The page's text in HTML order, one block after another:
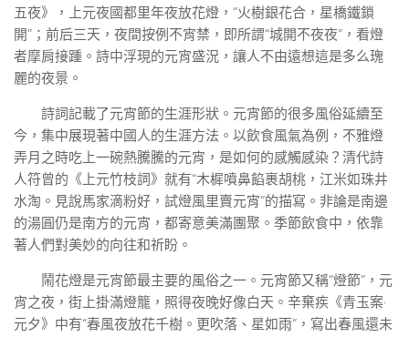
五夜》，上元夜國都里年夜放花燈，“火樹銀花合，星橋鐵鎖
開”；前后三天，夜間按例不宵禁，即所謂“城開不夜夜”，看燈
者摩肩接踵。詩中浮現的元宵盛況，讓人不由遠想這是多么瑰
麗的夜景。
詩詞記載了元宵節的生涯形狀。元宵節的很多風俗延續至
今，集中展現著中國人的生涯方法。以飲食風氣為例，不雅燈
弄月之時吃上一碗熱騰騰的元宵，是如何的感觸感染？清代詩
人符曾的《上元竹枝詞》就有“木樨噴鼻餡裹胡桃，江米如珠井
水淘。見說馬家滴粉好，試燈風里賣元宵”的描寫。非論是南邊
的湯圓仍是南方的元宵，都寄意美滿團聚。季節飲食中，依靠
著人們對美妙的向往和祈盼。
鬧花燈是元宵節最主要的風俗之一。元宵節又稱“燈節”，元
宵之夜，街上掛滿燈籠，照得夜晚好像白天。辛棄疾《青玉案·
元夕》中有“春風夜放花千樹。更吹落、星如雨”，寫出春風還未